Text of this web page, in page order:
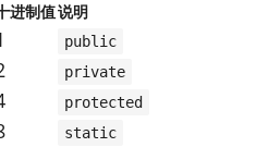
进制值说明
public
private
protected
static